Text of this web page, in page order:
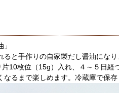
と手作りの自家製だし醤油になり
10枚位（15g）入れ、４～５日経
るまで楽しめます。冷蔵庫で保存